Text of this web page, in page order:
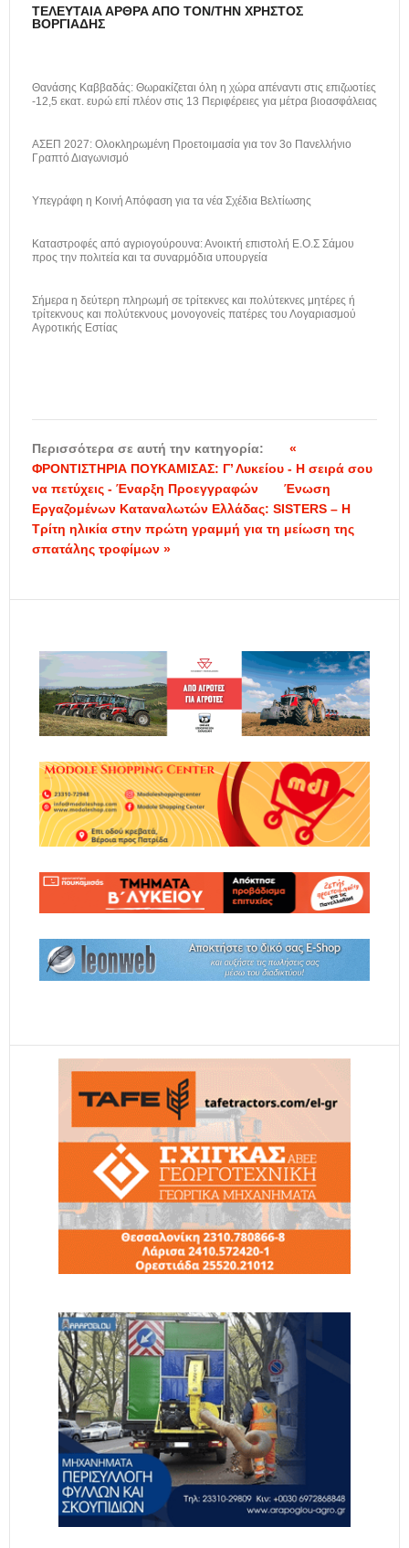
ΤΕΛΕΥΤΑΊΑ ΆΡΘΡΑ ΑΠΌ ΤΟΝ/ΤΗΝ ΧΡΉΣΤΟΣ
ΒΟΡΓΙΆΔΗΣ
Θανάσης Καββαδάς: Θωρακίζεται όλη η χώρα απέναντι στις επιζωοτίες
-12,5 εκατ. ευρώ επί πλέον στις 13 Περιφέρειες για μέτρα βιοασφάλειας
ΑΣΕΠ 2027: Ολοκληρωμένη Προετοιμασία για τον 3ο Πανελλήνιο
Γραπτό Διαγωνισμό
Υπεγράφη η Κοινή Απόφαση για τα νέα Σχέδια Βελτίωσης
Καταστροφές από αγριογούρουνα: Ανοικτή επιστολή Ε.Ο.Σ Σάμου
προς την πολιτεία και τα συναρμόδια υπουργεία
Σήμερα η δεύτερη πληρωμή σε τρίτεκνες και πολύτεκνες μητέρες ή
τρίτεκνους και πολύτεκνους μονογονείς πατέρες του Λογαριασμού
Αγροτικής Εστίας
Περισσότερα σε αυτή την κατηγορία:
«
ΦΡΟΝΤΙΣΤΗΡΙΑ ΠΟΥΚΑΜΙΣΑΣ: Γ’ Λυκείου - Η σειρά σου
να πετύχεις - Έναρξη Προεγγραφών
Ένωση
Εργαζομένων Καταναλωτών Ελλάδας: SISTERS – Η
Τρίτη ηλικία στην πρώτη γραμμή για τη μείωση της
σπατάλης τροφίμων »